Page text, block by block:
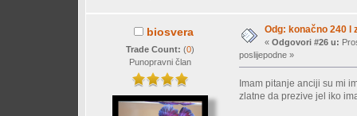
biosvera
Trade Count: (0)
Punopravni član
Odg: konačno 240 l
« Odgovori #26 u:
poslijepodne »
Imam pitanje anciji su mi
zlatne da prezive jel iko